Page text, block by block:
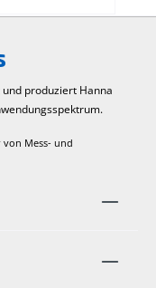
produziert Hanna
Mess- und